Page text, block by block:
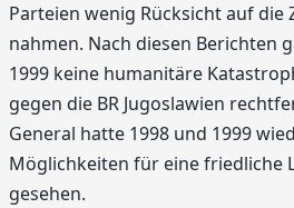
Parteien wenig Rücksicht auf die
nahmen. Nach diesen Berichten
1999 keine humanitäre
gegen die BR Jugoslawien
General hatte 1998 und 1999
Möglichkeiten für eine friedliche
gesehen.